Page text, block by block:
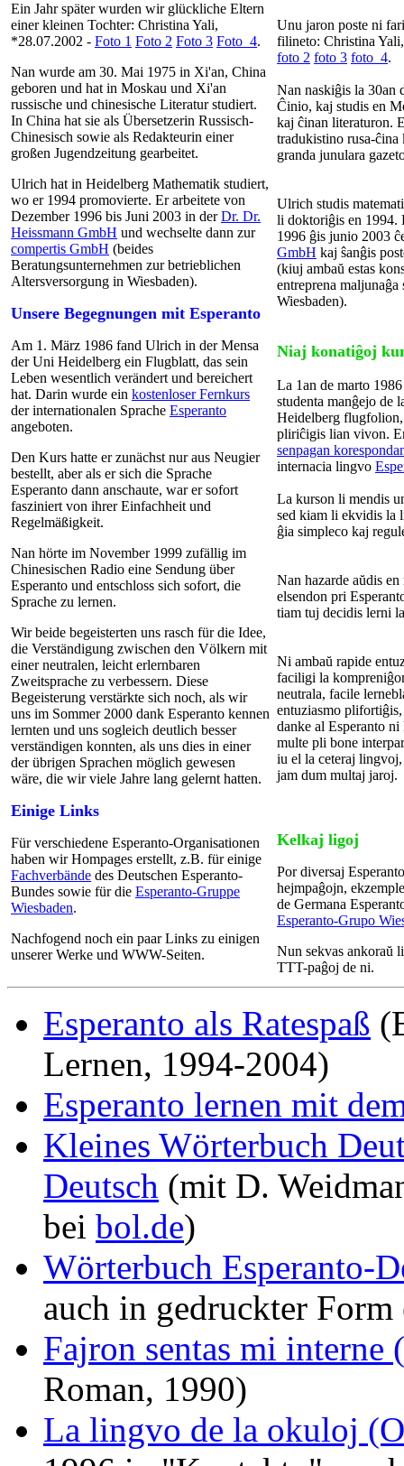
Ein Jahr später wurden wir glückliche Eltern
einer kleinen Tochter: Christina Yali,
*28.07.2002 - Foto 1 Foto 2 Foto 3 Foto_4.
Nan wurde am 30. Mai 1975 in Xi'an, China
geboren und hat in Moskau und Xi'an
russische und chinesische Literatur studiert.
In China hat sie als Übersetzerin Russisch-
Chinesisch sowie als Redakteurin einer
großen Jugendzeitung gearbeitet.
Ulrich hat in Heidelberg Mathematik studiert,
wo er 1994 promovierte. Er arbeitete von
Dezember 1996 bis Juni 2003 in derDr. Dr.
Heissmann GmbH und wechselte dann zur
compertis GmbH (beides
Beratungsunternehmen zur betrieblichen
Altersversorgung in Wiesbaden).
Unsere Begegnungen mit Esperanto
Am 1. März 1986 fand Ulrich in der Mensa
der Uni Heidelberg ein Flugblatt, das sein
Leben wesentlich verändert und bereichert
hat. Darin wurde ein kostenloser Fernkurs
der internationalen Sprache Esperanto
angeboten.
Den Kurs hatte er zunächst nur aus Neugier
bestellt, aber als er sich die Sprache
Esperanto dann anschaute, war er sofort
fasziniert von ihrer Einfachheit und
Regelmäßigkeit.
Nan hörte im November 1999 zufällig im
Chinesischen Radio eine Sendung über
Esperanto und entschloss sich sofort, die
Sprache zu lernen.
Wir beide begeisterten uns rasch für die Idee,
die Verständigung zwischen den Völkern mit
einer neutralen, leicht erlernbaren
Zweitsprache zu verbessern. Diese
Begeisterung verstärkte sich noch, als wir
uns im Sommer 2000 dank Esperanto kennen
lernten und uns sogleich deutlich besser
verständigen konnten, als uns dies in einer
der übrigen Sprachen möglich gewesen
wäre, die wir viele Jahre lang gelernt hatten.
Einige Links
Für verschiedene Esperanto-Organisationen
haben wir Hompages erstellt, z.B. für einige
Fachverbände des Deutschen Esperanto-
Bundes sowie für die Esperanto-Gruppe
Wiesbaden.
Nachfogend noch ein paar Links zu einigen
unserer Werke und WWW-Seiten.
Unu jaron poste ni
filineto: Christina
foto 2 foto 3 foto_4.
Nan naskiĝis la 30an
Ĉinio, kaj studis en
kaj ĉinan literaturon.
tradukistino rusa-
granda junulara
Ulrich studis
li doktoriĝis en 1994.
1996 ĝis junio 2003
GmbH kaj ŝanĝis
(kiuj ambaŭ estas
entreprena maljunaĝa
Wiesbaden).
Niaj konatiĝoj
La 1an de marto
studenta manĝejo de
Heidelberg flugfolion,
pliriĉigis lian vivon.
senpagan
internacia lingvo
La kurson li mendis
sed kiam li ekvidis la
ĝia simpleco kaj
Nan hazarde aŭdis
elsendon pri
tiam tuj decidis lerni
Ni ambaŭ rapide
faciligi la
neutrala, facile
entuziasmo
danke al Esperanto
multe pli bone
iu el la ceteraj
jam dum multaj jaroj.
Kelkaj ligoj
Por diversaj
hejmpaĝojn,
de Germana
Esperanto-Grupo
Nun sekvas ankoraŭ
TTT-paĝoj de ni.
Esperanto als Ratespaß
Lernen, 1994-2004)
Esperanto lernen mit
Kleines Wörterbuch
Deutsch (mit D.
bei bol.de)
Wörterbuch Esperanto-
auch in gedruckter
Fajron sentas mi interne
Roman, 1990)
La lingvo de la okuloj